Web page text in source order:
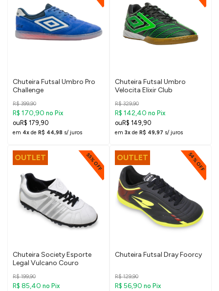
Chuteira Futsal Umbro Pro
Challenge
R$ 399,90
R$ 170,90 no Pix
R$ 179,90
em 4x de R$ 44,98 s/ juros
Chuteira Futsal Umbro
Velocita Elixir Club
R$ 329,90
R$ 142,40 no Pix
R$ 149,90
em 3x de R$ 49,97 s/ juros
OUTLET 55% OFF
Chuteira Society Esporte
Legal Vulcano Couro
R$ 199,90
R$ 85,40 no Pix
OUTLET 54% OFF
Chuteira Futsal Dray Foorcy
R$ 129,90
R$ 56,90 no Pix